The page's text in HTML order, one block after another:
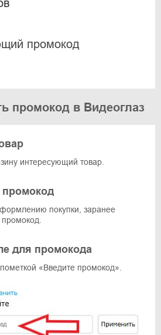
промокод
промокод в Видеоглаз
интересующий товар.
промокод
покупки, заранее
для промокода
«Введите промокод».